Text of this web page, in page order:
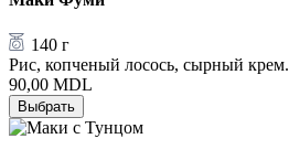
140 г
Рис, копченый лосось, сырный крем.
90,00 MDL
Выбрать